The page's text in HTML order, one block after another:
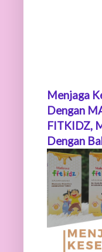
Menjaga
Dengan
FITKIDZ,
Dengan